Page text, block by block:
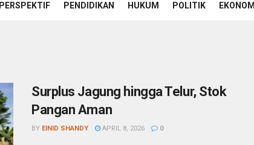
PERSPEKTIF PENDIDIKAN HUKUM POLITIK EKONOMI
Surplus Jagung hingga Telur, Stok
Pangan Aman
BY EINID SHANDY APRIL 8, 2026 0